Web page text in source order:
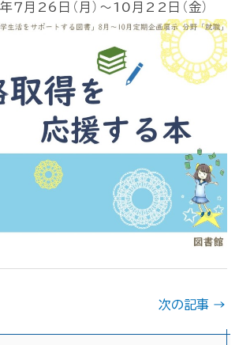
７月26日（月）～10月22日（金）
次の記事 →